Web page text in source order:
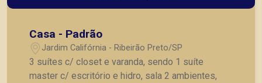
Casa - Padrão
Jardim Califórnia - Ribeirão Preto/SP
3 suítes c/ closet e varanda, sendo 1 suíte
master c/ escritório e hidro, sala 2 ambientes,